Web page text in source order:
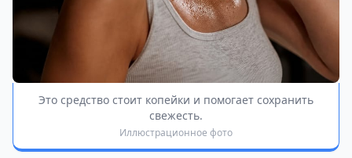
Это средство стоит копейки и помогает сохранить
свежесть.
Иллюстрационное фото